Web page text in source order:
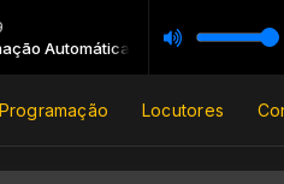
com DJ FlashNostalgia
Programação Locutores